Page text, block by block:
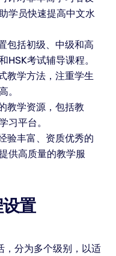
学员快速提高中文水
包括初级、中级和高
HSK考试辅导课程。
教学方法，注重学生
。
教学资源，包括教
习平台。
验丰富、资质优秀的
供高质量的教学服
置
，分为多个级别，以适